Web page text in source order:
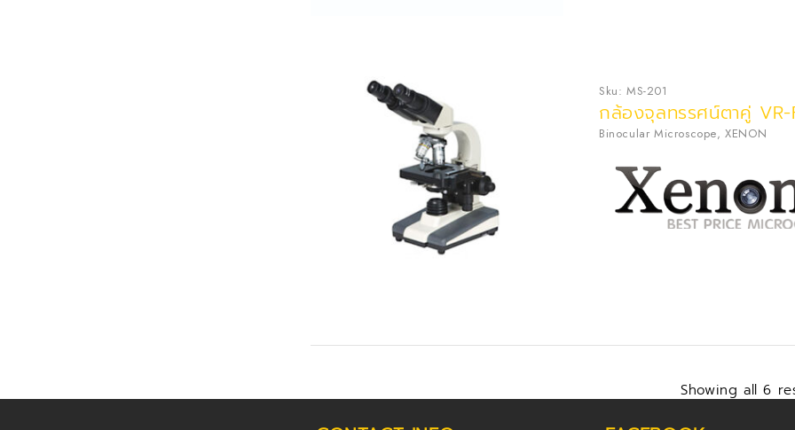
Sku: MS-201
กล้องจุลทรรศน์ตาคู่ VR-
Binocular Microscope,XENON
Showing all 6